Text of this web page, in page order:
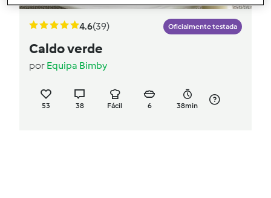
4.6(39) Oficialmente testada
Caldo verde
por Equipa Bimby
53 38 Fácil 6 38min